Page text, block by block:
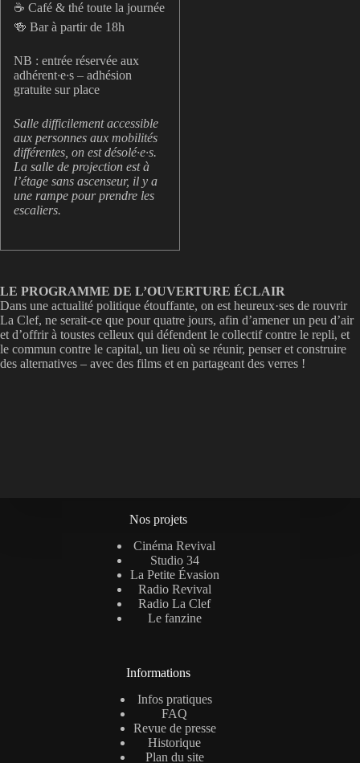
☕️ Café & thé toute la journée
🍻 Bar à partir de 18h
NB : entrée réservée aux
adhérent·e·s – adhésion
gratuite sur place
Salle difficilement accessible
aux personnes aux mobilités
différentes, on est désolé·e·s.
La salle de projection est à
l’étage sans ascenseur, il y a
une rampe pour prendre les
escaliers.
LE PROGRAMME DE L’OUVERTURE ÉCLAIR
Dans une actualité politique étouffante, on est heureux·ses de rouvrir
La Clef, ne serait-ce que pour quatre jours, afin d’amener un peu d’air
et d’offrir à toustes celleux qui défendent le collectif contre le repli, et
le commun contre le capital, un lieu où se réunir, penser et construire
des alternatives – avec des films et en partageant des verres !
Nos projets
Cinéma Revival
Studio 34
La Petite Évasion
Radio Revival
Radio La Clef
Le fanzine
Informations
Infos pratiques
FAQ
Revue de presse
Historique
Plan du site